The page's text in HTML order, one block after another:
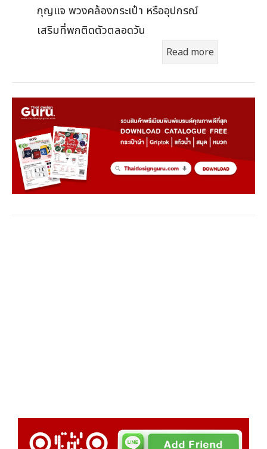
กุญแจ พวงคล้องกระเป๋า หรืออุปกรณ์
เสริมที่พกติดตัวตลอดวัน
Read more